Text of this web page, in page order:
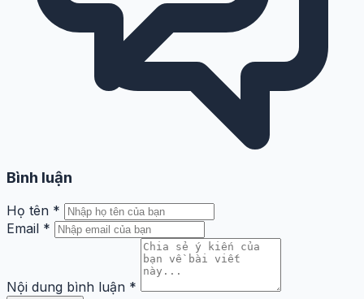
Bình luận
Họ tên *
Email *
Nội dung bình luận *